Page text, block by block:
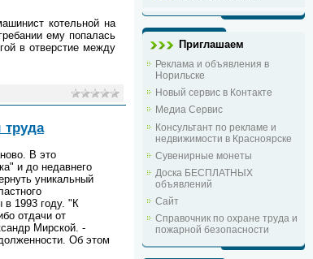
котельной на
ему попалась
в отверстие между
В это
и до недавнего
уникальный
в 1993 году. "К
отдачи от
Мирской. -
Об этом
Приглашаем
Реклама и объявления в
Норильске
Новый сервис в Контакте
Медиа Сервис
Консультант по рекламе и
недвижимости в Красноярске
Сувенирные монеты
Доска БЕСПЛАТНЫХ
объявлений
Сайт
Справочник по охране труда и
пожарной безопасности